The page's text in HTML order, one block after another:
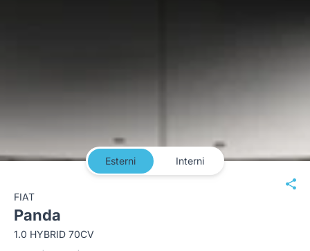
Esterni Interni
FIAT
Panda
1.0 HYBRID 70CV